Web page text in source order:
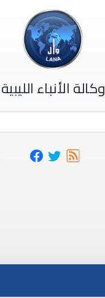
وكالة الأنباء الليبية